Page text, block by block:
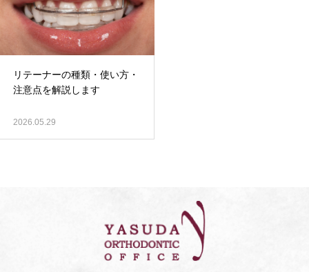
リテーナーの種類・使い方・
注意点を解説します
2026.05.29